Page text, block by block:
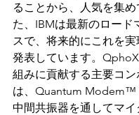
ることから、人気を集め
た、IBMは最新のロード
スで、将来的にこれを
発表しています。
組みに貢献する主要コン
は、Quantum Modem™
中間共振器を通してマイ